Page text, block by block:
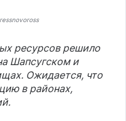
ресурсов решило
Шапсугском и
Ожидается, что
в районах,